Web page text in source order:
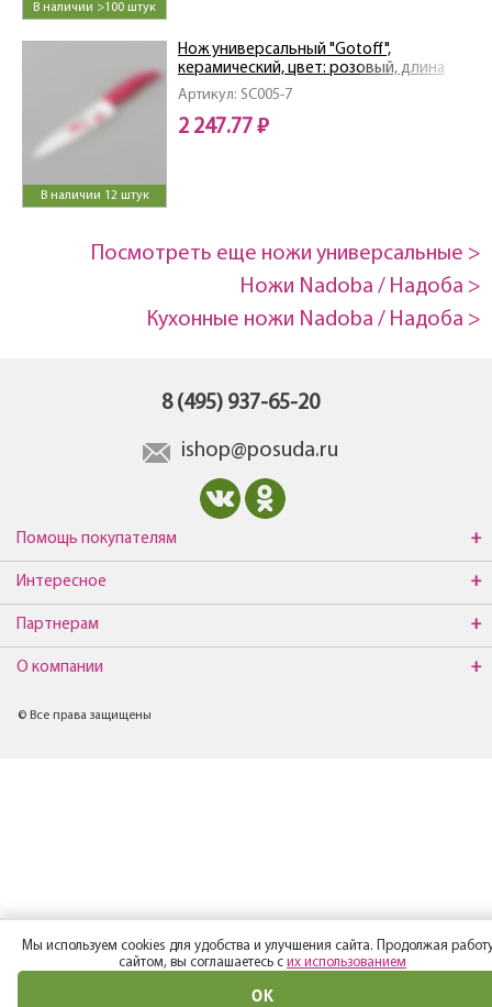
В наличии >100 штук
В наличии 12 штук
Артикул: SC005-7
Нож универсальный "Gotoff",
керамический, цвет: розовый, длина
лезвия 18 см
2 247.77 ₽
Посмотреть еще ножи универсальные >
Ножи Nadoba / Надоба >
Кухонные ножи Nadoba / Надоба >
8 (495) 937-65-20
ishop@posuda.ru
Помощь покупателям
Интересное
Партнерам
О компании
© Все права защищены
Мы используем cookies для удобства и улучшения сайта. Продолжая
сайтом, вы соглашаетесь с их использованием
ОК